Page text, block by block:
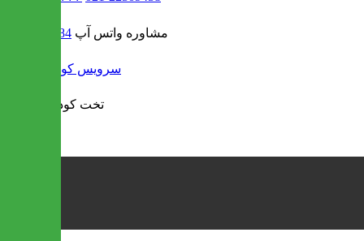
09302308484 مشاوره واتس آپ
سرویس کودک